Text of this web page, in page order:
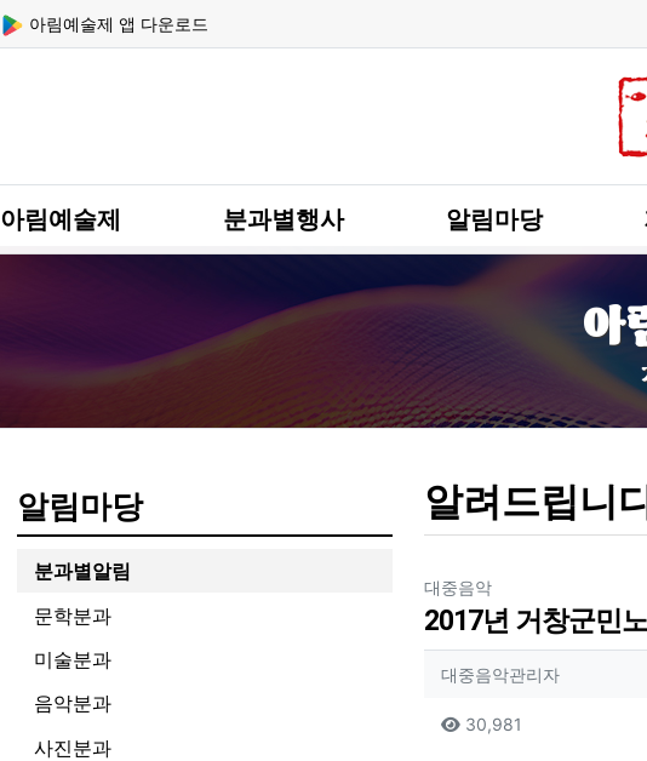
상단 네비
아림예술제 앱 다운로드
메인 메뉴
아림예술제 분과별행사 알림마당
아
알려드립니
대중음악분류
2017년 거창군민
작성자 정보
대중음악관리자작성
컨텐츠 정보
30,981
알림마당
분과별알림
문학분과
미술분과
음악분과
사진분과